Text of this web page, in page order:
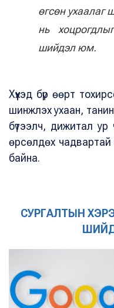
өгсөн ухаалаг
нь
шийдэл юм.
Хүүхэд бүр өөрт
шинжлэх ухаан, танин
бүтээлч, дижитал
өрсөлдөх
байна.
СУРГАЛТЫН